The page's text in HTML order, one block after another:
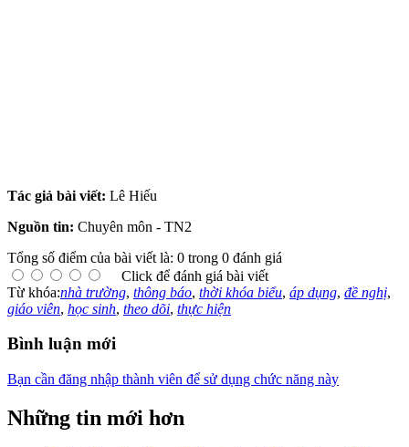
Tác giả bài viết: Lê Hiếu
Nguồn tin: Chuyên môn - TN2
Tổng số điểm của bài viết là: 0 trong 0 đánh giá
Click để đánh giá bài viết
Từ khóa:nhà trường, thông báo, thời khóa biểu, áp dụng, đề nghị,
giáo viên, học sinh, theo dõi, thực hiện
Bình luận mới
Bạn cần đăng nhập thành viên để sử dụng chức năng này
Những tin mới hơn